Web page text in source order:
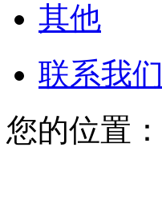
其他
联系我们
您的位置：